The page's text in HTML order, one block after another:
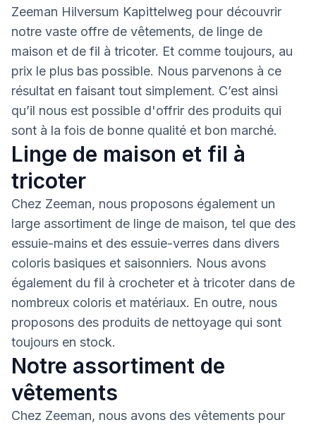
Zeeman Hilversum Kapittelweg pour découvrir
notre vaste offre de vêtements, de linge de
maison et de fil à tricoter. Et comme toujours, au
prix le plus bas possible. Nous parvenons à ce
résultat en faisant tout simplement. C’est ainsi
qu’il nous est possible d'offrir des produits qui
sont à la fois de bonne qualité et bon marché.
Linge de maison et fil à
tricoter
Chez Zeeman, nous proposons également un
large assortiment de linge de maison, tel que des
essuie-mains et des essuie-verres dans divers
coloris basiques et saisonniers. Nous avons
également du fil à crocheter et à tricoter dans de
nombreux coloris et matériaux. En outre, nous
proposons des produits de nettoyage qui sont
toujours en stock.
Notre assortiment de
vêtements
Chez Zeeman, nous avons des vêtements pour